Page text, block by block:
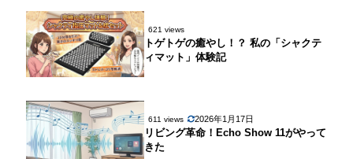
621 views
トゲトゲの癒やし！？ 私の「シャクテ
ィマット」体験記
611 views 2026年1月17日
リビング革命！Echo Show 11がやって
きた